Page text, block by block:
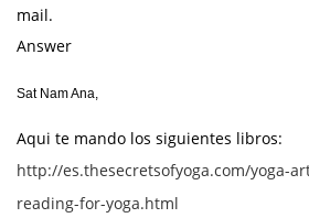
mail.
Answer
Sat Nam Ana,
Aqui te mando los siguientes libros:
http://es.thesecretsofyoga.com/yoga-
reading-for-yoga.html